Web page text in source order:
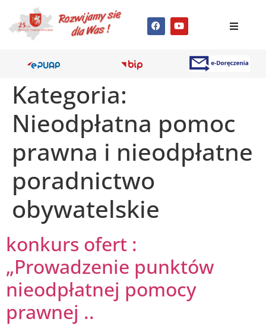
Kategoria:
Nieodpłatna pomoc
prawna i nieodpłatne
poradnictwo
obywatelskie
konkurs ofert :
„Prowadzenie punktów
nieodpłatnej pomocy
prawnej ..